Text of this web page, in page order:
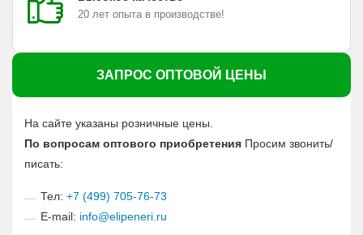
20 лет опыта в производстве!
ЗАПРОС ОПТОВОЙ ЦЕНЫ
На сайте указаны розничные цены.
По вопросам оптового приобретения Просим звонить/
писать:
Тел: +7 (499) 705-76-73
E-mail: info@elipeneri.ru